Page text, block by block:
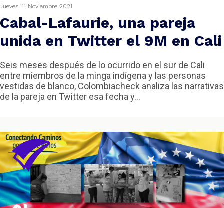
Jueves, 11 Noviembre 2021
Cabal-Lafaurie, una pareja
unida en Twitter el 9M en Cali
Seis meses después de lo ocurrido en el sur de Cali
entre miembros de la minga indígena y las personas
vestidas de blanco, Colombiacheck analiza las narrativas
de la pareja en Twitter esa fecha y...